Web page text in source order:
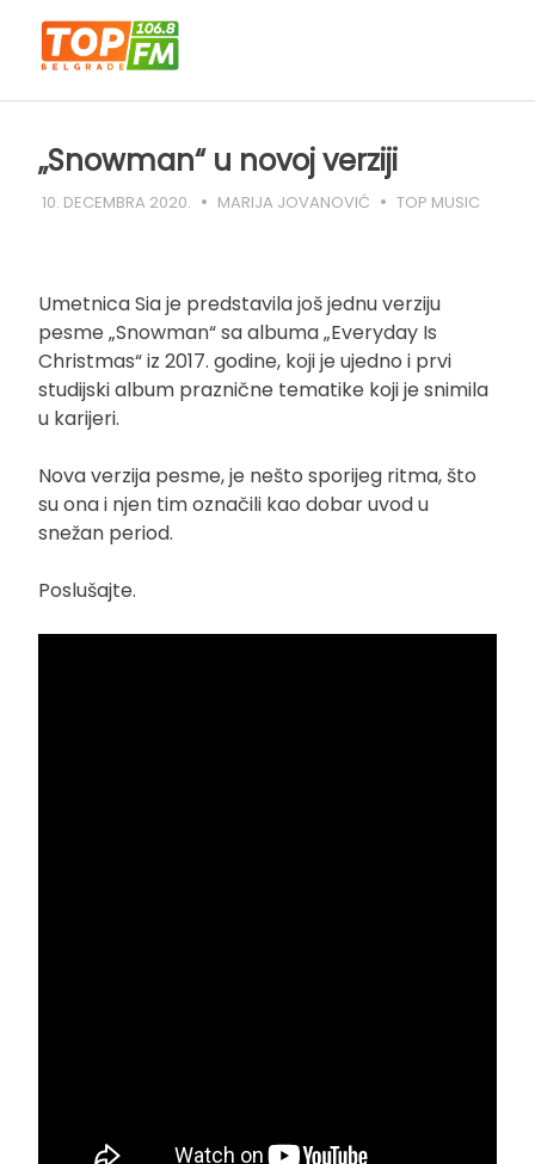
content
„Snowman“ u novoj verziji
10. DECEMBRA 2020. MARIJA JOVANOVIĆ TOP MUSIC
Umetnica Sia je predstavila još jednu verziju
pesme „Snowman“ sa albuma „Everyday Is
Christmas“ iz 2017. godine, koji je ujedno i prvi
studijski album praznične tematike koji je snimila
u karijeri.
Nova verzija pesme, je nešto sporijeg ritma, što
su ona i njen tim označili kao dobar uvod u
snežan period.
Poslušajte.